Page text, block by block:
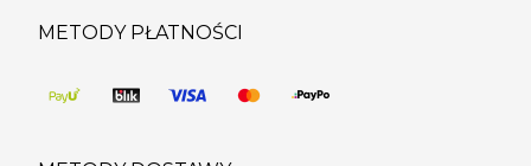
pozostałe regulaminy
regulaminy promocji
strefa marek
pomoc dla sprzedawców
METODY PŁATNOŚCI